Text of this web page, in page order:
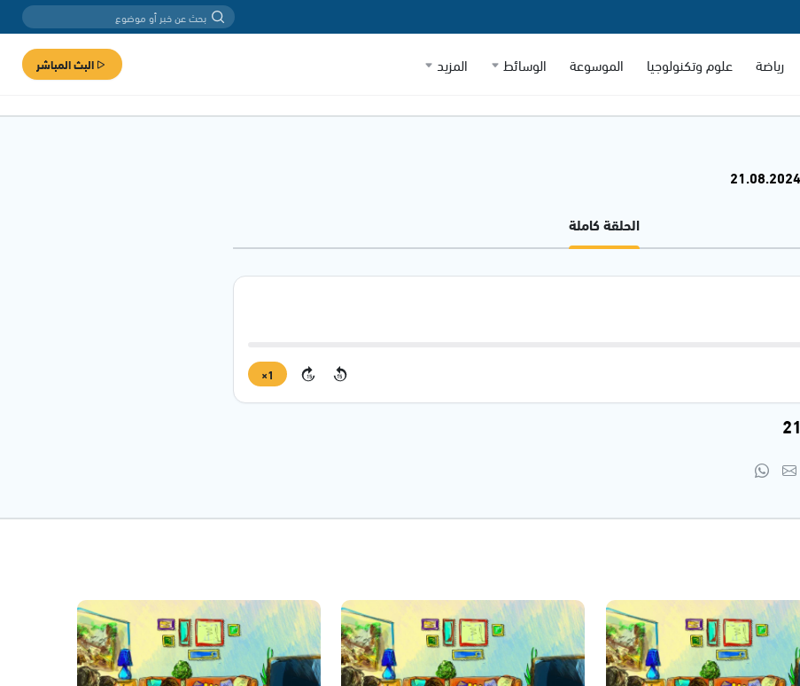
رياضة علوم وتكنولوجيا الموسوعة الوسائط المزيد البث المباشر
الحلقة كاملة
15
15
1×